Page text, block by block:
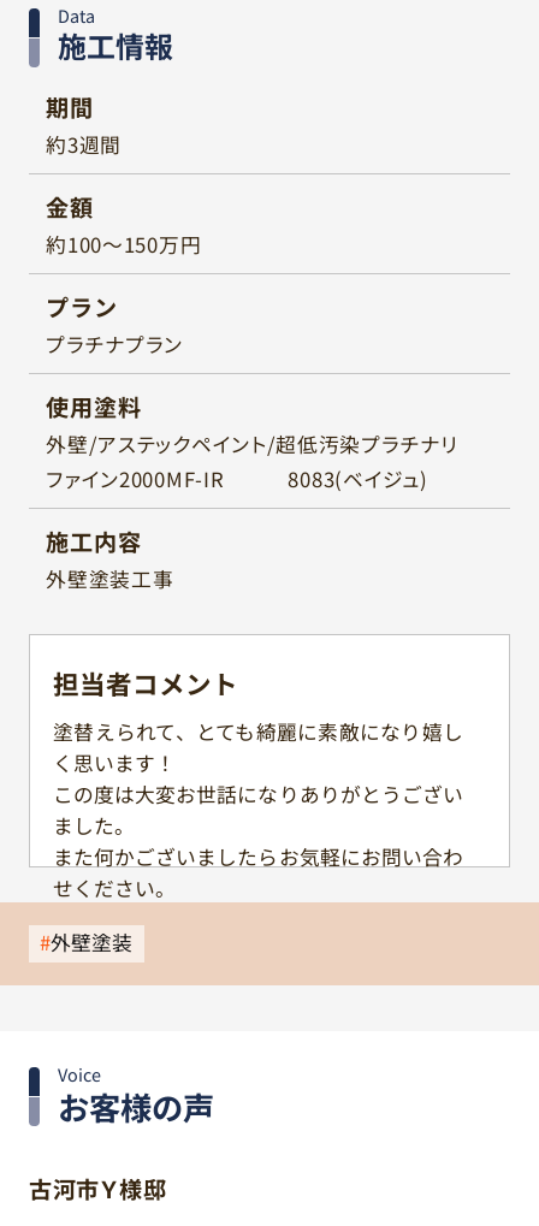
施工情報
Data
期間
約3週間
金額
約100～150万円
プラン
プラチナプラン
使用塗料
外壁/アステックペイント/超低汚染プラチナリ
ファイン2000MF-IR 8083(ベイジュ)
施工内容
外壁塗装工事
担当者コメント
塗替えられて、とても綺麗に素敵になり嬉し
く思います！
この度は大変お世話になりありがとうござい
ました。
また何かございましたらお気軽にお問い合わ
せください。
外壁塗装
お客様の声
Voice
古河市Ｙ様邸